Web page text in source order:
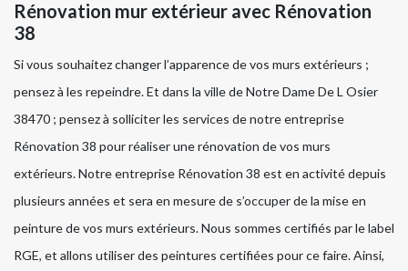
Rénovation mur extérieur avec Rénovation
38
Si vous souhaitez changer l’apparence de vos murs extérieurs ;
pensez à les repeindre. Et dans la ville de Notre Dame De L Osier
38470 ; pensez à solliciter les services de notre entreprise
Rénovation 38 pour réaliser une rénovation de vos murs
extérieurs. Notre entreprise Rénovation 38 est en activité depuis
plusieurs années et sera en mesure de s’occuper de la mise en
peinture de vos murs extérieurs. Nous sommes certifiés par le label
RGE, et allons utiliser des peintures certifiées pour ce faire. Ainsi,